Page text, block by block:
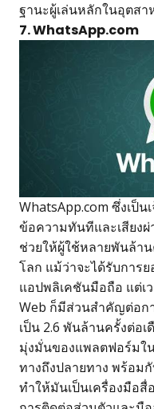
ฐานะผู้เล่นหลักในอุตส
7. WhatsApp.com
WhatsApp.com ซึ่งเป็น
ข้อความทันทีและเสียง
ช่วยให้ผู้ใช้หลายพันล้า
โลก แม้ว่าจะได้รับการ
แอปพลิเคชันมือถือ แต่เ
Web ก็มีส่วนสำคัญต่อก
เป็น 2.6 พันล้านครั้งต่อ
มุ่งมั่นของแพลตฟอร์มใ
ทางถึงปลายทาง พร้อม
ทำให้มันเป็นเครื่องมือสื่